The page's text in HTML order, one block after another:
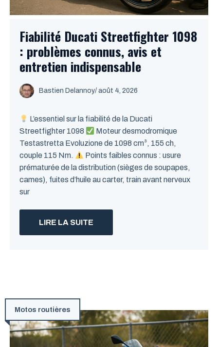
Fiabilité Ducati Streetfighter 1098
: problèmes connus, avis et
entretien indispensable
Bastien Delannoy/ août 4, 2026
L’essentiel sur la fiabilité de la Ducati
Streetfighter 1098
Moteur desmodromique
Testastretta Evoluzione de 1098 cm³, 155 ch,
couple 115 Nm.
Points faibles connus : usure
prématurée de la distribution (sièges de soupapes,
cames), fuites d’huile au carter, train avant nerveux
sur
LIRE LA SUITE
Motos routières